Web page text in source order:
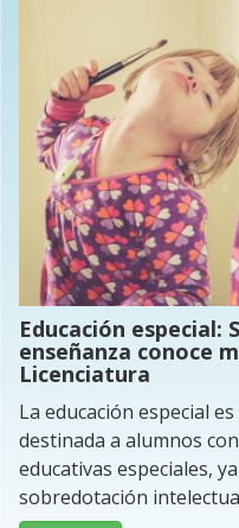
Educación especial:
enseñanza conoce
Licenciatura
La educación especial
destinada a alumnos
educativas especiales,
sobredotación